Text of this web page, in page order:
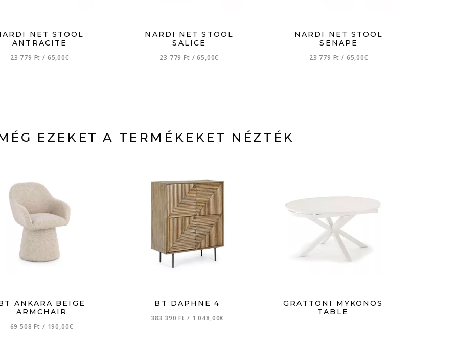
NET STOOL
ANTRACITE
23 779 Ft/ 65,00€
NARDI NET STOOL
SALICE
23 779 Ft / 65,00€
NARDI NET STOOL
SENAPE
23 779 Ft/ 65,00€
EZEKET A TERMÉKEKET NÉZTÉK
ANKARA BEIGE
ARMCHAIR
69 508 Ft / 190,00€
BT DAPHNE 4
383 390 Ft / 1 048,00€
GRATTONI MYKONOS
TABLE